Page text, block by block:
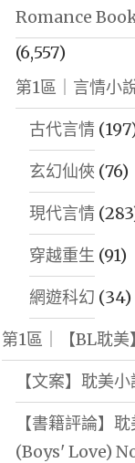
Romance
(6,557)
第1區｜言情小
古代言情
玄幻仙俠 (76)
現代言情
穿越重生 (91)
網遊科幻 (34)
第1區｜【BL耽美
【文案】耽美
【書籍評論】
(Boys' Love)